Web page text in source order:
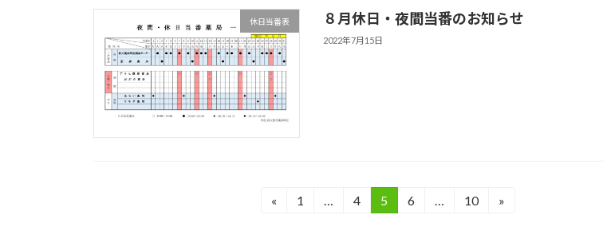
休日当番表 ８月休日・夜間当番のお知らせ
2022年7月15日
«
固
1
固
4
固
5
固
6
固
10 »